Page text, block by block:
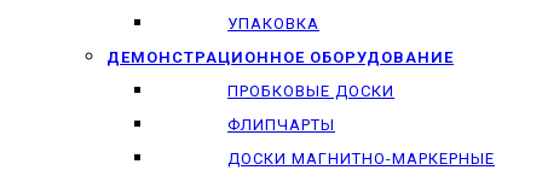
УПАКОВКА
ДЕМОНСТРАЦИОННОЕ ОБОРУДОВАНИЕ
ПРОБКОВЫЕ ДОСКИ
ФЛИПЧАРТЫ
ДОСКИ МАГНИТНО-МАРКЕРНЫЕ